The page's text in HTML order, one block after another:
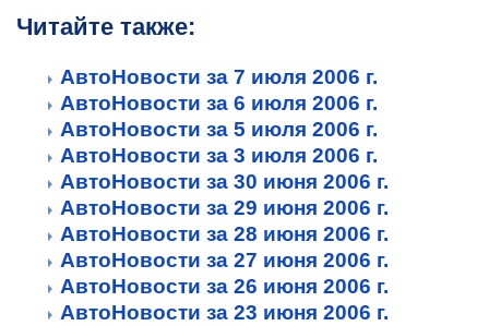
Читайте также:
АвтоНовости за 7 июля 2006 г.
АвтоНовости за 6 июля 2006 г.
АвтоНовости за 5 июля 2006 г.
АвтоНовости за 3 июля 2006 г.
АвтоНовости за 30 июня 2006 г.
АвтоНовости за 29 июня 2006 г.
АвтоНовости за 28 июня 2006 г.
АвтоНовости за 27 июня 2006 г.
АвтоНовости за 26 июня 2006 г.
АвтоНовости за 23 июня 2006 г.